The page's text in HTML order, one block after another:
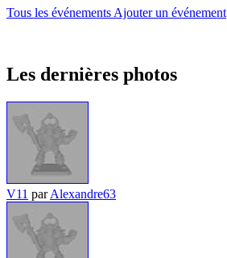
Tous les événements Ajouter un événement
Les dernières photos
V11 parAlexandre63